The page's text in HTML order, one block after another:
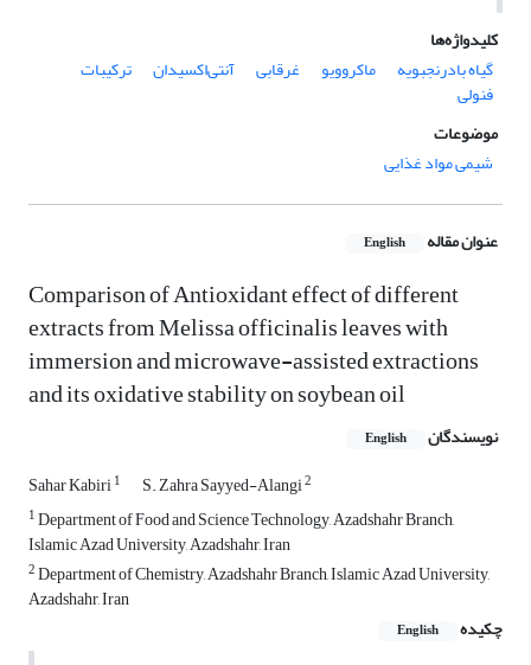
کلیدواژه‌ها
گیاه بادرنجبویه
ماکروویو غرقابی آنتی‌اکسیدان ترکیبات
فنولی
موضوعات
شیمی مواد غذایی
عنوان مقاله English
Comparison of Antioxidant effect of different
extracts from Melissa officinalis leaves with
immersion and microwave-assisted extractions
and its oxidative stability on soybean oil
نویسندگان English
Sahar Kabiri1 S. Zahra Sayyed-Alangi2
1Department of Food and Science Technology, Azadshahr Branch,
Islamic Azad University, Azadshahr, Iran
2Department of Chemistry, Azadshahr Branch, Islamic Azad University,
Azadshahr, Iran
چکیده
English